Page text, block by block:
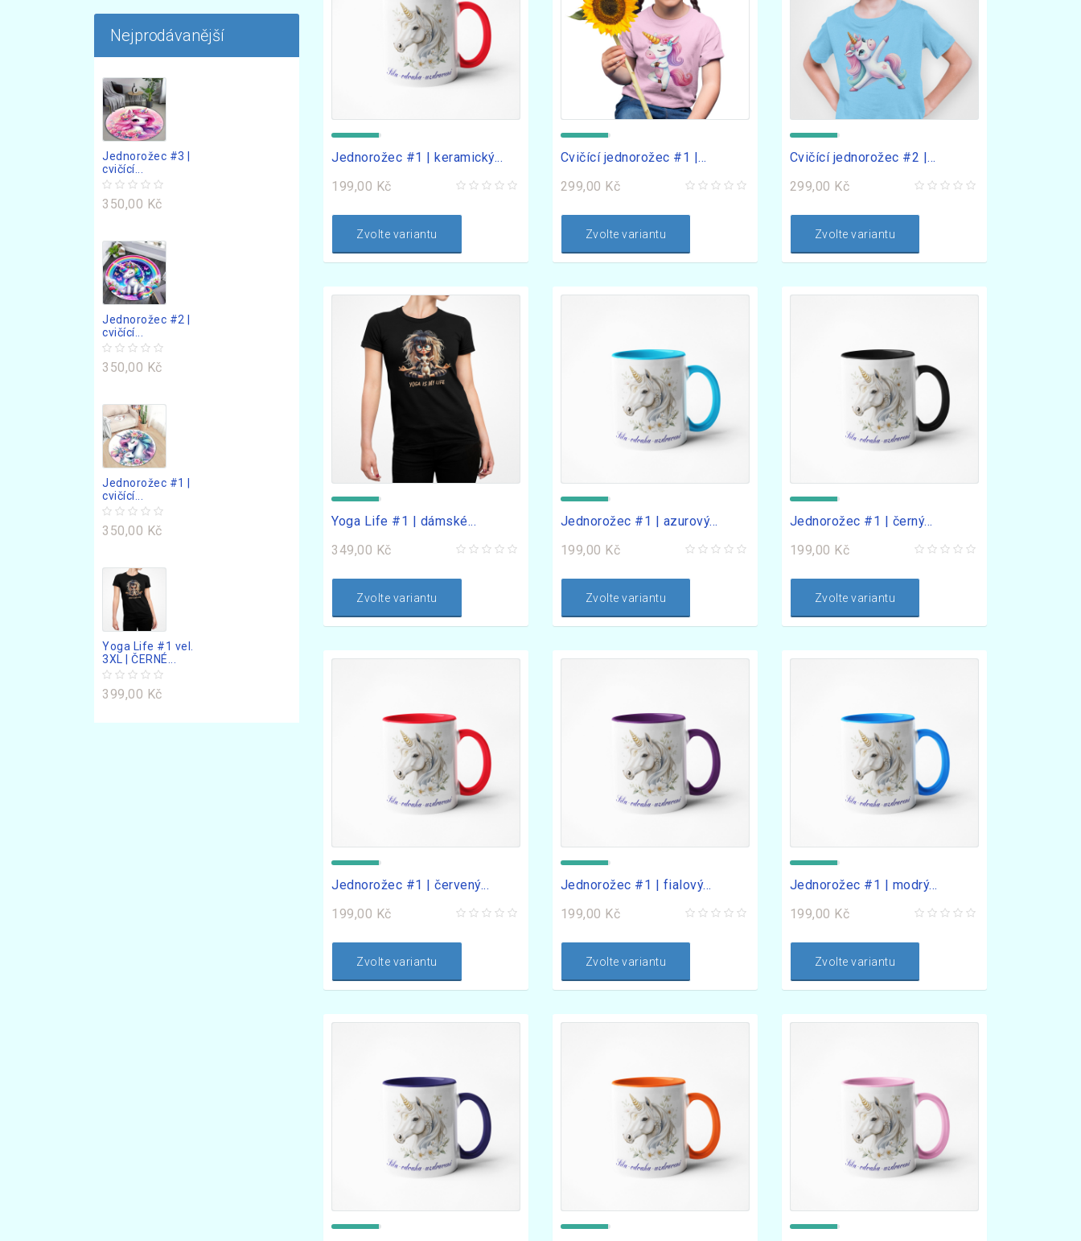
Nejprodávanější
Jednorožec #3 |
cvičící...
350,00 Kč
Jednorožec #2 |
cvičící...
350,00 Kč
Jednorožec #1 |
cvičící...
350,00 Kč
Yoga Life #1 vel.
3XL | ČERNÉ...
399,00 Kč
Jednorožec #1 | keramický...
199,00 Kč
Zvolte variantu
Cvičící jednorožec #1 |...
299,00 Kč
Zvolte variantu
Cvičící jednorožec #2 |...
299,00 Kč
Zvolte variantu
Yoga Life #1 | dámské...
349,00 Kč
Zvolte variantu
Jednorožec #1 | azurový...
199,00 Kč
Zvolte variantu
Jednorožec #1 | černý...
199,00 Kč
Zvolte variantu
Jednorožec #1 | červený...
199,00 Kč
Zvolte variantu
Jednorožec #1 | fialový...
199,00 Kč
Zvolte variantu
Jednorožec #1 | modrý...
199,00 Kč
Zvolte variantu